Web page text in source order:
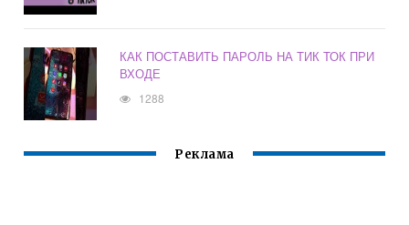
КАК ПОСТАВИТЬ ПАРОЛЬ НА ТИК ТОК ПРИ
ВХОДЕ
1288
Реклама